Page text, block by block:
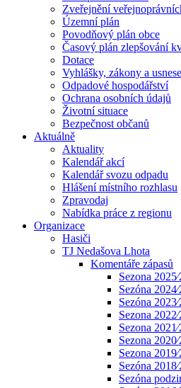
Zveřejnění
Územní plán
Povodňový plán obce
Časový plán zlepšování
Dotace
Vyhlášky, zákony a
Odpadové hospodářství
Ochrana osobních údajů
Životní situace
Bezpečnost občanů
Aktuálně
Aktuality
Kalendář akcí
Kalendář svozu odpadu
Hlášení místního rozhlasu
Zpravodaj
Nabídka práce z regionu
Organizace
Hasiči
TJ Nedašova Lhota
Komentáře zápasů
Sezona
Sezóna
Sezóna
Sezona
Sezona
Sezona
Sezona
Sezóna
Sezóna